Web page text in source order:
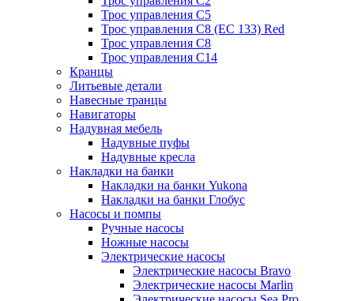
Трос управления C5
Трос управления C8 (ЕС 133) Red
Трос управления C8
Трос управления C14
Кранцы
Литьевые детали
Навесные транцы
Навигаторы
Надувная мебель
Надувные пуфы
Надувные кресла
Накладки на банки
Накладки на банки Yukona
Накладки на банки Глобус
Насосы и помпы
Ручные насосы
Ножные насосы
Электрические насосы
Электрические насосы Bravo
Электрические насосы Marlin